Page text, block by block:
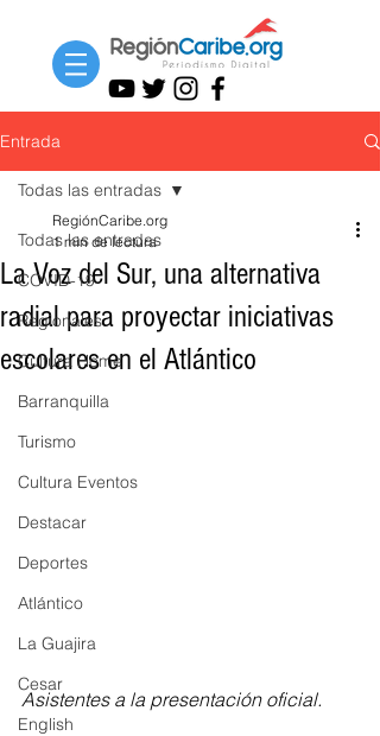
Entrada
Todas las entradas
COVID-19
Regionales
Cultura Home
Barranquilla
Turismo
Cultura Eventos
Destacar
Deportes
Atlántico
La Guajira
Cesar
English
Todas las entradas
La Voz del Sur, una alternativa
radial para proyectar iniciativas
escolares en el Atlántico
RegiónCaribe.org
1 min de lectura
Asistentes a la presentación oficial.